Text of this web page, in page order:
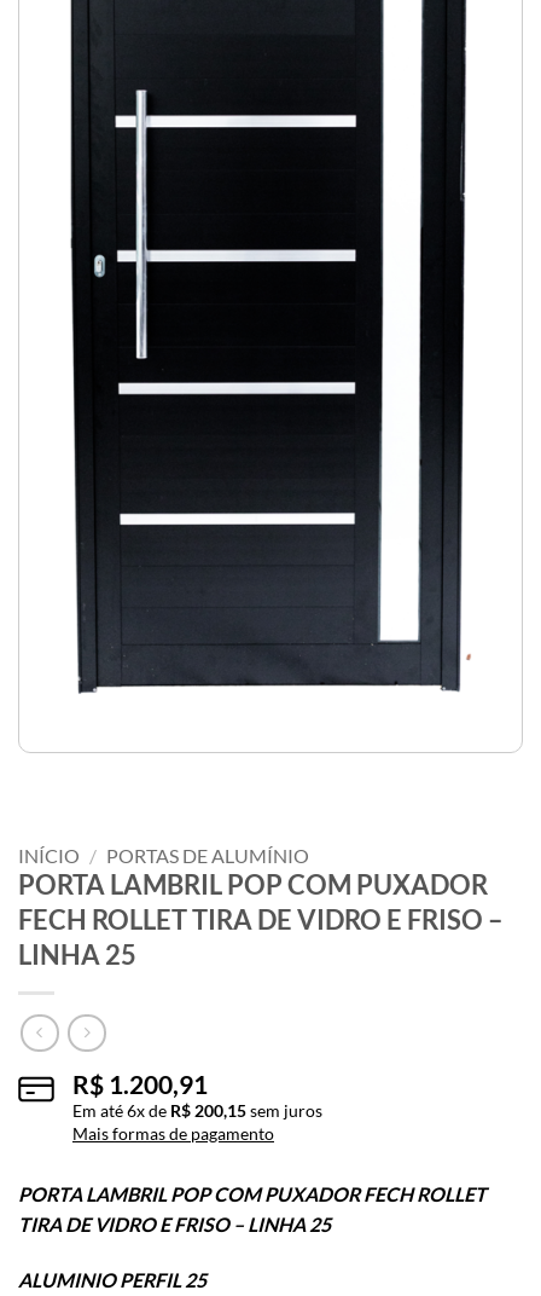
INÍCIO / PORTAS DE ALUMÍNIO
PORTA LAMBRIL POP COM PUXADOR
FECH ROLLET TIRA DE VIDRO E FRISO –
LINHA 25
R$ 1.200,91
Em até6x de R$200,15sem juros
Mais formas de pagamento
PORTA LAMBRIL POP COM PUXADOR FECH ROLLET
TIRA DE VIDRO E FRISO – LINHA 25
ALUMINIO PERFIL 25